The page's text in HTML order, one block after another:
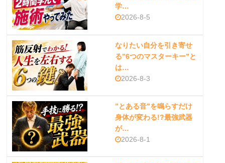
学…
2026-8-5
なりたい自分を引き寄せ
る”6つのマスターキー”と
は…
2026-8-3
”とある音”を鳴らすだけ
身体が変わる!?最強武器
が…
2026-8-1